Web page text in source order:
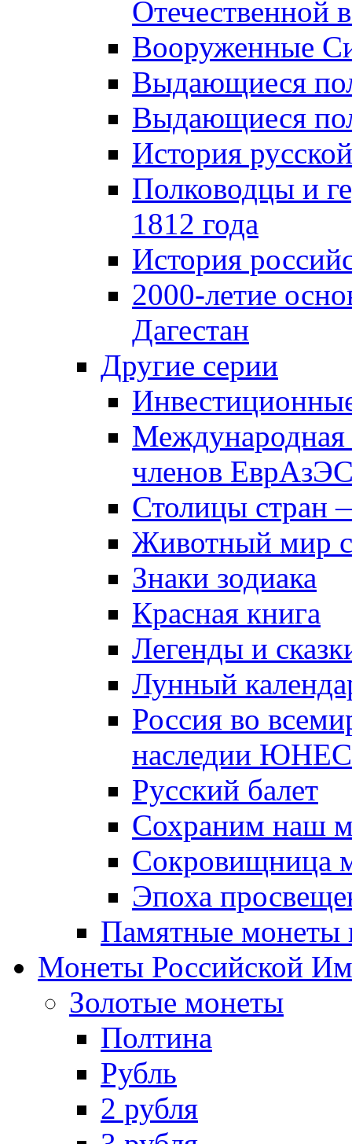
Отечественной
Вооруженные
Выдающиеся
Выдающиеся
История
Полководцы и
1812 года
История
2000-летие
Дагестан
Другие серии
Международная
членов
Столицы стран
Животный мир
Знаки зодиака
Красная книга
Легенды и
Лунный
Россия во
наследии
Русский балет
Сохраним наш
Сокровищница
Эпоха
Памятные монеты
Монеты Российской
Золотые монеты
Полтина
Рубль
2 рубля